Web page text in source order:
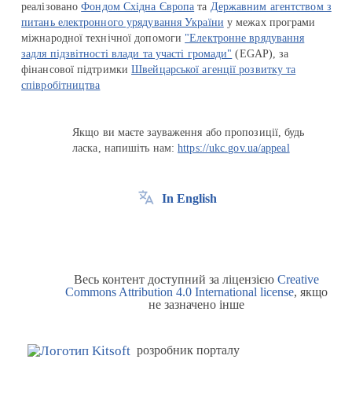
реалізованоФондом Східна Європа та Державним агентством з
питань електронного урядування України у межах програми
міжнародної технічної допомоги "Електронне врядування
задля підзвітності влади та участі громади" (EGAP), за
фінансової підтримкиШвейцарської агенції розвитку та
співробітництва
Якщо ви маєте зауваження або пропозиції, будь
ласка, напишіть нам:https://ukc.gov.ua/appeal
In English
Весь контент доступний за ліцензією Creative
Commons Attribution 4.0 International license, якщо
не зазначено інше
розробник порталу